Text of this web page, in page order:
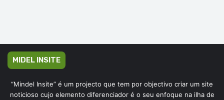
MIDEL INSITE
“Mindel Insite” é um projecto que tem por objectivo criar um site
noticioso cujo elemento diferenciador é o seu enfoque na ilha de